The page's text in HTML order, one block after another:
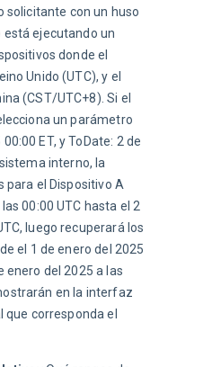
solicitante con un huso
está ejecutando un
donde el
Unido (UTC), y el
(CST/UTC+8). Si el
un parámetro
ET, y ToDate: 2 de
interno, la
el Dispositivo A
00:00 UTC hasta el 2
luego recuperará los
el 1 de enero del 2025
enero del 2025 a las
en la interfaz
que corresponda el